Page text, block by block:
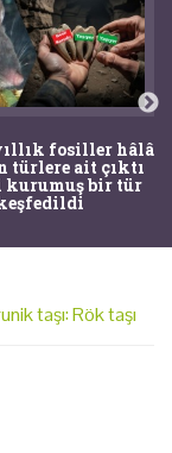
fosiller hâlâ
türlere ait çıktı
kurumuş bir tür
taşı: Rök taşı